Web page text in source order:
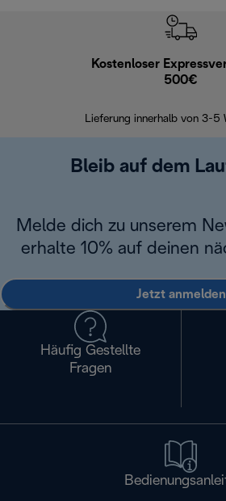
Kostenloser
500€
Lieferung innerhalb von 3-5
Bleib auf dem
Melde dich zu unserem
erhalte 10% auf deinen
Jetzt anmelden
Häufig Gestellte
Fragen